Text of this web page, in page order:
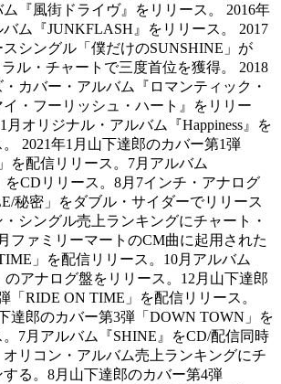
ム『風街ドライヴ』をリリース。 2016年
ム『JUNKFLASH』をリリース。 2017
シングル「僕だけのSUNSHINE」が
ル・チャートで三度首位を獲得。 2018
カバー・アルバム『ロマンティック・
イ・フーリッシュ・ハート』をリリー
月オリジナル・アルバム『Happiness』を
2021年1月山下達郎のカバー第1弾
を配信リリース。7月アルバム
をCDリリース。8月7インチ・アナログ
秘密」をダブル・サイダーでリリース
・シングル売上ランキングにチャート・
ファミリーマートのCM曲に起用された
」を配信リリース。10月アルバム
のアナログ盤をリリース。12月山下達郎
「RIDE ON TIME」を配信リリース。
達郎のカバー第3弾「DOWN TOWN」を
7月アルバム『SHINE』をCD/配信同時
オリコン・アルバム売上ランキングにチ
する。8月山下達郎のカバー第4弾